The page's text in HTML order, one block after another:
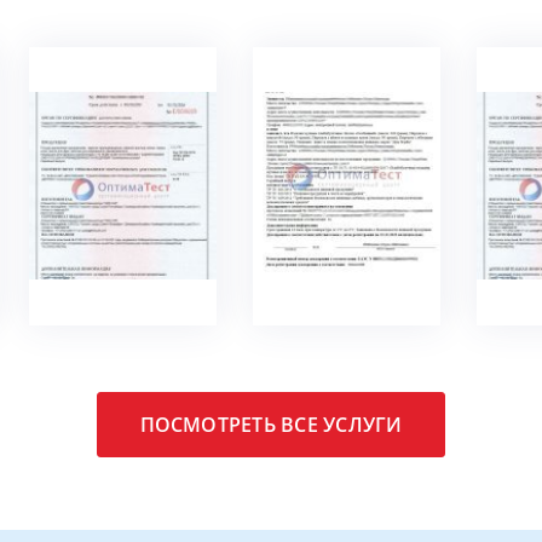
ПОДРОБНЕЕ ПОДРОБНЕЕ
ПОСМОТРЕТЬ ВСЕ УСЛУГИ